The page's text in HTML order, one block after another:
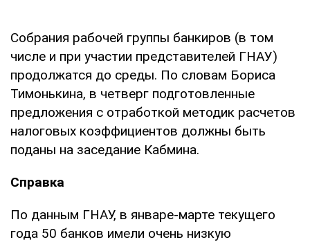
Собрания рабочей группы банкиров (в том
числе и при участии представителей ГНАУ)
продолжатся до среды. По словам Бориса
Тимонькина, в четверг подготов­ленные
предложения с отработкой методик расчетов
налоговых коэффициентов долж­ны быть
поданы на заседание Кабмина.
Справка
По данным ГНАУ, в январе-марте текущего
года 50 банков имели очень низкую